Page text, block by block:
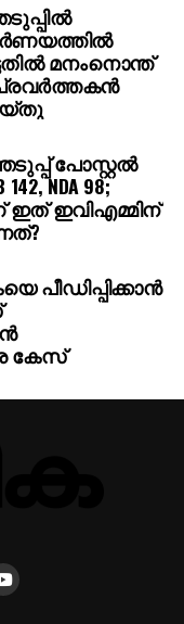
മനംനൊന്ത്
പോസ്റ്റൽ
NDA 98;
ഇവിഎമ്മിന്
പീഡിപ്പിക്കാന്‍
കേസ്